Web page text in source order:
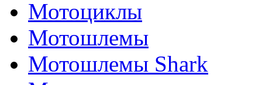
Мотоциклы
Мотошлемы
Мотошлемы Shark